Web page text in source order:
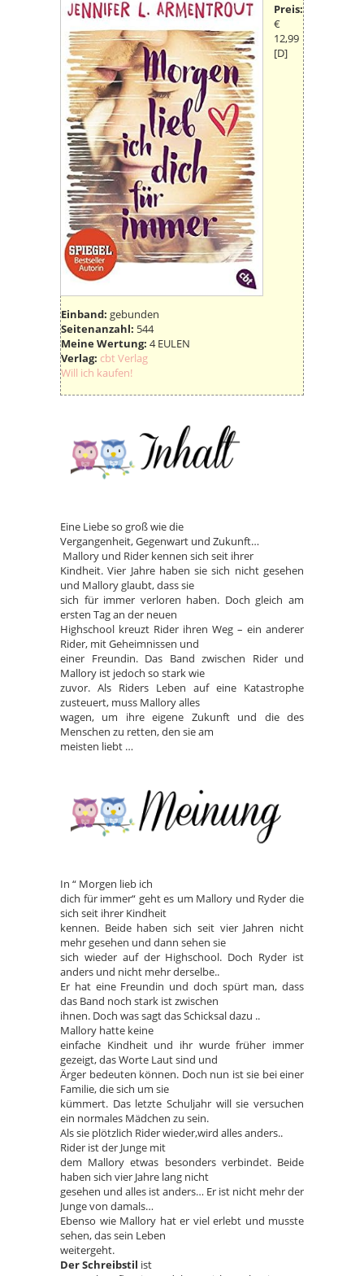
Preis:
€
12,99
[D]
Einband: gebunden
Seitenanzahl: 544
Meine Wertung: 4 EULEN
Verlag: cbt Verlag
Will ich kaufen!
Eine Liebe so groß wie die
Vergangenheit, Gegenwart und Zukunft…
Mallory und Rider kennen sich seit ihrer
Kindheit. Vier Jahre haben sie sich nicht gesehen
und Mallory glaubt, dass sie
sich für immer verloren haben. Doch gleich am
ersten Tag an der neuen
Highschool kreuzt Rider ihren Weg – ein anderer
Rider, mit Geheimnissen und
einer Freundin. Das Band zwischen Rider und
Mallory ist jedoch so stark wie
zuvor. Als Riders Leben auf eine Katastrophe
zusteuert, muss Mallory alles
wagen, um ihre eigene Zukunft und die des
Menschen zu retten, den sie am
meisten liebt …
In “ Morgen lieb ich
dich für immer“ geht es um Mallory und Ryder die
sich seit ihrer Kindheit
kennen. Beide haben sich seit vier Jahren nicht
mehr gesehen und dann sehen sie
sich wieder auf der Highschool. Doch Ryder ist
anders und nicht mehr derselbe..
Er hat eine Freundin und doch spürt man, dass
das Band noch stark ist zwischen
ihnen. Doch was sagt das Schicksal dazu ..
Mallory hatte keine
einfache Kindheit und ihr wurde früher immer
gezeigt, das Worte Laut sind und
Ärger bedeuten können. Doch nun ist sie bei einer
Familie, die sich um sie
kümmert. Das letzte Schuljahr will sie versuchen
ein normales Mädchen zu sein.
Als sie plötzlich Rider wieder,wird alles anders..
Rider ist der Junge mit
dem Mallory etwas besonders verbindet. Beide
haben sich vier Jahre lang nicht
gesehen und alles ist anders… Er ist nicht mehr der
Junge von damals…
Ebenso wie Mallory hat er viel erlebt und musste
sehen, das sein Leben
weitergeht.
Der Schreibstil ist